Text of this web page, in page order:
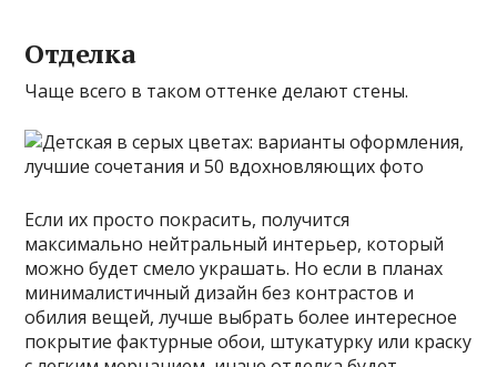
Отделка
Чаще всего в таком оттенке делают стены.
Если их просто покрасить, получится
максимально нейтральный интерьер, который
можно будет смело украшать. Но если в планах
минималистичный дизайн без контрастов и
обилия вещей, лучше выбрать более интересное
покрытие фактурные обои, штукатурку или краску